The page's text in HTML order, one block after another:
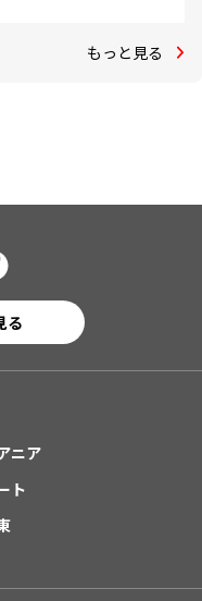
もっと見る
る
ニア
ト